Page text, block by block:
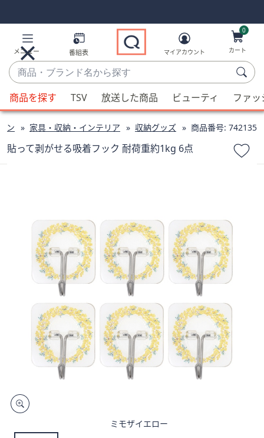
Links
Links2
メニュー 番組表
商
品・
ブ
ラ
ン
名
候
補
利
用
チ
デ
バ
マイアカウント
0
カート
商品を探す TSV 放送した商品 ビューティ ファ
ン 家具・収納・インテリア 収納グッズ 商品番号: 742135
貼って剥がせる吸着フック 耐荷重約1kg 6点
ミモザイエロー